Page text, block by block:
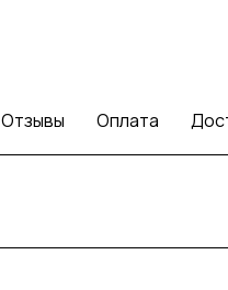
Отзывы Оплата